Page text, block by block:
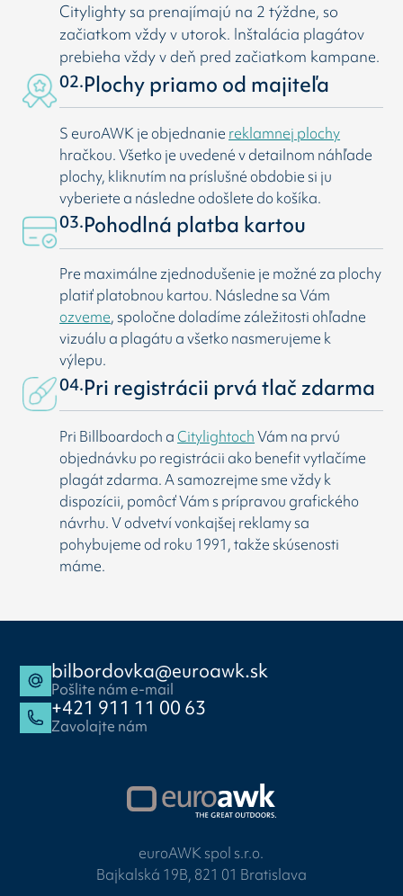
Citylighty sa prenajímajú na 2 týždne, so
začiatkom vždy v utorok. Inštalácia plagátov
prebieha vždy v deň pred začiatkom kampane.
02.Plochy priamo od majiteľa
S euroAWK je objednanie reklamnej plochy
hračkou. Všetko je uvedené v detailnom náhľade
plochy, kliknutím na príslušné obdobie si ju
vyberiete a následne odošlete do košíka.
03.Pohodlná platba kartou
Pre maximálne zjednodušenie je možné za plochy
platiť platobnou kartou. Následne sa Vám
ozveme, spoločne doladíme záležitosti ohľadne
vizuálu a plagátu a všetko nasmerujeme k
výlepu.
04.Pri registrácii prvá tlač zdarma
Pri Billboardoch aCitylightochVám na prvú
objednávku po registrácii ako benefit vytlačíme
plagát zdarma. A samozrejme sme vždy k
dispozícii, pomôcť Vám s prípravou grafického
návrhu. V odvetví vonkajšej reklamy sa
pohybujeme od roku 1991, takže skúsenosti
máme.
bilbordovka@euroawk.sk
Pošlite nám e-mail
+421 911 11 00 63
Zavolajte nám
euroAWK spol s.r.o.
Bajkalská 19B, 821 01 Bratislava